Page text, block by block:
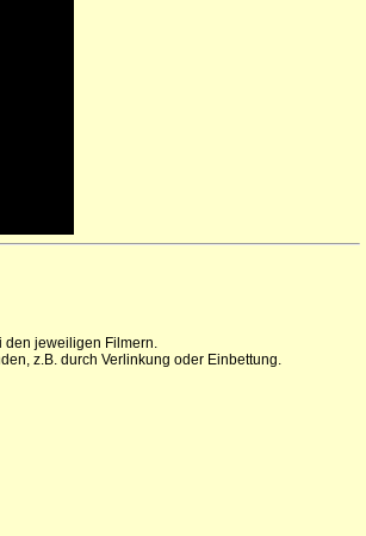
den jeweiligen Filmern.
z.B. durch Verlinkung oder Einbettung.